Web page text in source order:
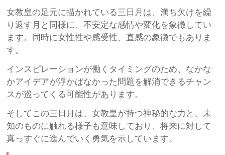
女教皇の足元に描かれている三日月は、満ち欠けを繰
り返す月と同様に、不安定な感情や変化を象徴してい
ます。同時に女性性や感受性、直感の象徴でもありま
す。
インスピレーションが働くタイミングのため、なかな
かアイデアが浮かばなかった問題を解消できるチャン
スが巡ってくる可能性があります。
そしてこの三日月は、女教皇が持つ神秘的な力と、未
知のものに触れる様子も意味しており、将来に対して
真っすぐに進んでいく勇気を示しています。